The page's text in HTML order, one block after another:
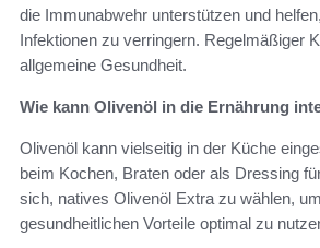
die Immunabwehr unterstützen und
Infektionen zu verringern. Regelmäßiger
allgemeine Gesundheit.
Wie kann Olivenöl in die Ernährung
Olivenöl kann vielseitig in der Küche
beim Kochen, Braten oder als Dressing
sich, natives Olivenöl Extra zu wählen,
gesundheitlichen Vorteile optimal zu